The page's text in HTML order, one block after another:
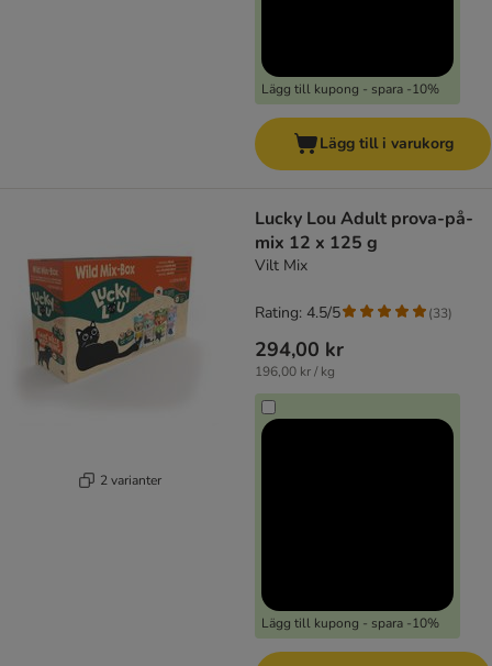
Lägg till kupong - spara -10%
Lägg till i varukorg
2 varianter
Lucky Lou Adult prova-på-
mix 12 x 125 g
Vilt Mix
294,00 kr
196,00 kr / kg
Lägg till kupong - spara -10%
Rating: 4.5/5 (33)